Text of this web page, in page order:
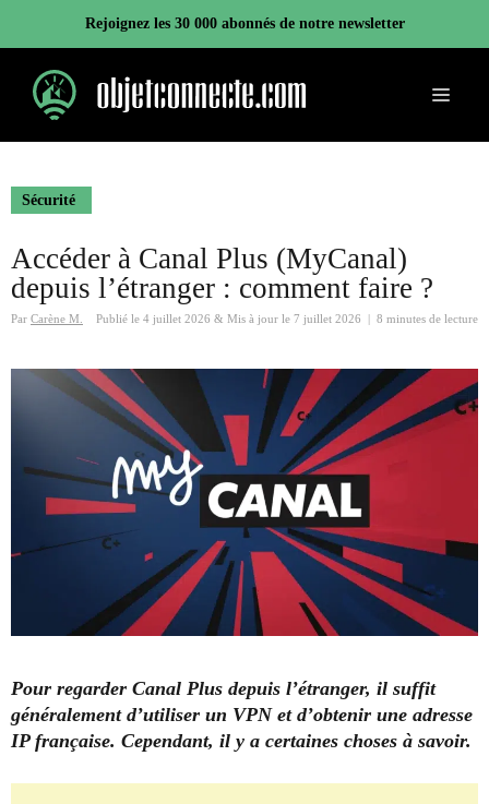
contenu
Rejoignez les 30 000 abonnés de notre newsletter
Menu
Sécurité
Accéder à Canal Plus (MyCanal)
depuis l’étranger : comment faire ?
Par Carène M. Publié le 4 juillet 2026 & Mis à jour le 7 juillet 2026 8 minutes de lecture
Pour regarder Canal Plus depuis l’étranger, il suffit
généralement d’utiliser un VPN et d’obtenir une adresse
IP française. Cependant, il y a certaines choses à savoir.